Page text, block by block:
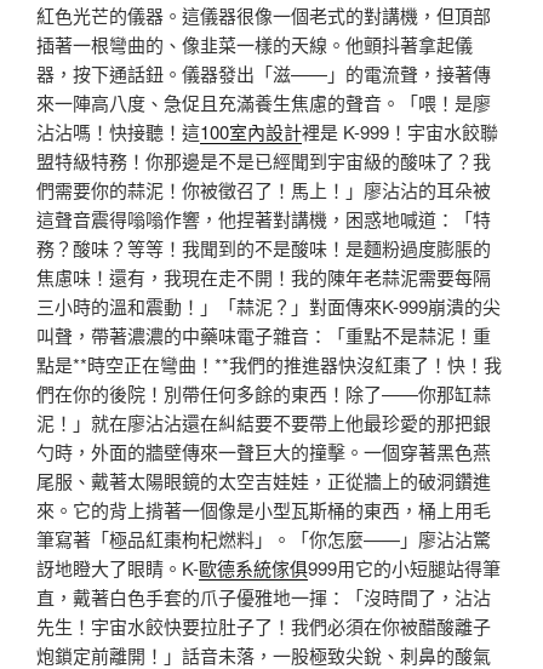
紅色光芒的儀器。這儀器很像一個老式的對講機，但頂部
插著一根彎曲的、像韭菜一樣的天線。他顫抖著拿起儀
器，按下通話鈕。儀器發出「滋——」的電流聲，接著傳
來一陣高八度、急促且充滿養生焦慮的聲音。「喂！是廖
沾沾嗎！快接聽！這100室內設計裡是 K-999！宇宙水餃聯
盟特級特務！你那邊是不是已經聞到宇宙級的酸味了？我
們需要你的蒜泥！你被徵召了！馬上！」廖沾沾的耳朵被
這聲音震得嗡嗡作響，他捏著對講機，困惑地喊道：「特
務？酸味？等等！我聞到的不是酸味！是麵粉過度膨脹的
焦慮味！還有，我現在走不開！我的陳年老蒜泥需要每隔
三小時的溫和震動！」「蒜泥？」對面傳來K-999崩潰的尖
叫聲，帶著濃濃的中藥味電子雜音：「重點不是蒜泥！重
點是**時空正在彎曲！**我們的推進器快沒紅棗了！快！我
們在你的後院！別帶任何多餘的東西！除了——你那缸蒜
泥！」就在廖沾沾還在糾結要不要帶上他最珍愛的那把銀
勺時，外面的牆壁傳來一聲巨大的撞擊。一個穿著黑色燕
尾服、戴著太陽眼鏡的太空吉娃娃，正從牆上的破洞鑽進
來。它的背上揹著一個像是小型瓦斯桶的東西，桶上用毛
筆寫著「極品紅棗枸杞燃料」。「你怎麼——」廖沾沾驚
訝地瞪大了眼睛。K-歐德系統傢俱999用它的小短腿站得筆
直，戴著白色手套的爪子優雅地一揮：「沒時間了，沾沾
先生！宇宙水餃快要拉肚子了！我們必須在你被醋酸離子
炮鎖定前離開！」話音未落，一股極致尖銳、刺鼻的酸氣